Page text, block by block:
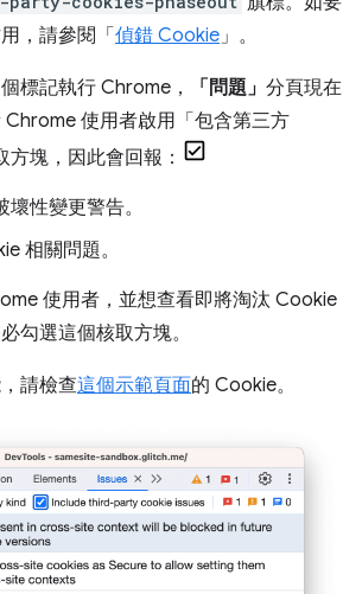
，請參閱「 偵錯 Cookie」。
標記執行 Chrome， 「問題」 分頁現在
使用者啟用「包含第三方
方塊，因此會回報：
性變更警告。
相關問題。
使用者，並想查看即將淘汰 Cookie
勾選這個核取方塊。
請檢查這個示範頁面的 Cookie。